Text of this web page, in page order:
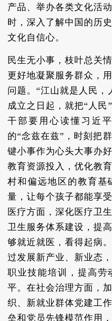
产品、举办各类文化活
时，深入了解中国的历
文化自信心。
民生无小事，枝叶总关
更好地凝聚服务群众，
问题。“江山就是人民，
成立之日起，就把“人民
干部要用心读懂习近
的“念兹在兹”，时刻把
键小事作为心头大事办
教育资源投入，优化教
村和偏远地区的教育基
量，让每个孩子都能享
医疗方面，深化医疗卫
卫生服务体系建设，提
够就近就医，看得起病
过发展新产业、新业态
职业技能培训，提高劳
平。在社会治理方面，
织、新就业群体党建工
垒和党员先锋模范作用